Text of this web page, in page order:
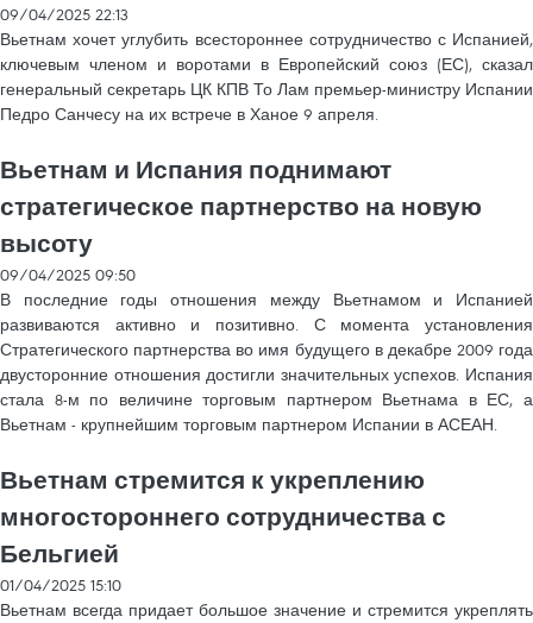
09/04/2025 22:13
Вьетнам хочет углубить всестороннее сотрудничество с Испанией,
ключевым членом и воротами в Европейский союз (ЕС), сказал
генеральный секретарь ЦК КПВ То Лам премьер-министру Испании
Педро Санчесу на их встрече в Ханое 9 апреля.
Вьетнам и Испания поднимают
стратегическое партнерство на новую
высоту
09/04/2025 09:50
В последние годы отношения между Вьетнамом и Испанией
развиваются активно и позитивно. С момента установления
Стратегического партнерства во имя будущего в декабре 2009 года
двусторонние отношения достигли значительных успехов. Испания
стала 8-м по величине торговым партнером Вьетнама в ЕС, а
Вьетнам - крупнейшим торговым партнером Испании в АСЕАН.
Вьетнам стремится к укреплению
многостороннего сотрудничества с
Бельгией
01/04/2025 15:10
Вьетнам всегда придает большое значение и стремится укреплять